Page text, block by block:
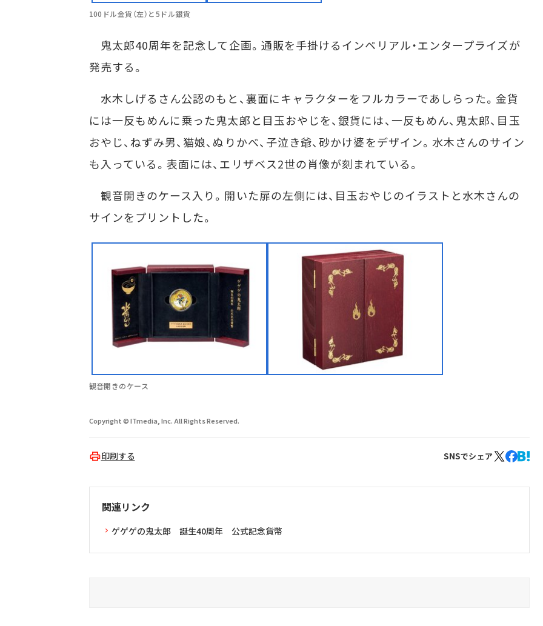
100ドル金貨（左）と5ドル銀貨
鬼太郎40周年を記念して企画。通販を手掛けるインペリアル・エンタープライズが
発売する。
水木しげるさん公認のもと、裏面にキャラクターをフルカラーであしらった。金貨
には一反もめんに乗った鬼太郎と目玉おやじを、銀貨には、一反もめん、鬼太郎、目玉
おやじ、ねずみ男、猫娘、ぬりかべ、子泣き爺、砂かけ婆をデザイン。水木さんのサイン
も入っている。表面には、エリザベス2世の肖像が刻まれている。
観音開きのケース入り。開いた扉の左側には、目玉おやじのイラストと水木さんの
サインをプリントした。
観音開きのケース
Copyright © ITmedia, Inc. All Rights Reserved.
印刷する SNSでシェア
関連リンク
ゲゲゲの鬼太郎 誕生40周年 公式記念貨幣